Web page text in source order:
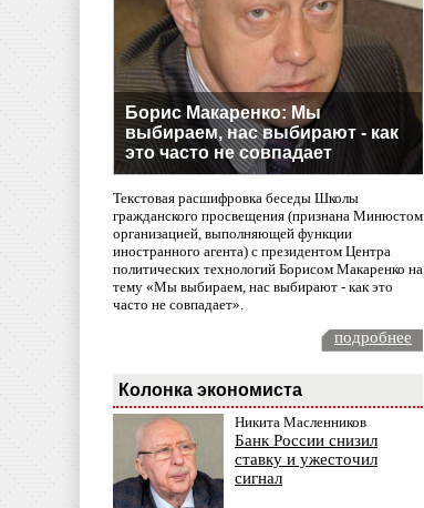
Борис Макаренко: Мы
выбираем, нас выбирают - как
это часто не совпадает
Текстовая расшифровка беседы Школы
гражданского просвещения (признана Минюстом
организацией, выполняющей функции
иностранного агента) с президентом Центра
политических технологий Борисом Макаренко на
тему «Мы выбираем, нас выбирают - как это
часто не совпадает».
подробнее
Колонка экономиста
Никита Масленников
Банк России снизил
ставку и ужесточил
сигнал